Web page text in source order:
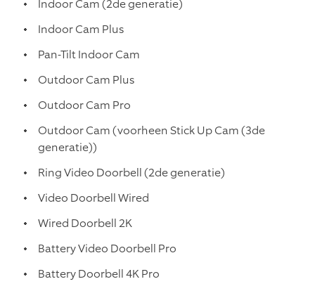
Indoor Cam (2de generatie)
Indoor Cam Plus
Pan-Tilt Indoor Cam
Outdoor Cam Plus
Outdoor Cam Pro
Outdoor Cam (voorheen Stick Up Cam (3de
generatie))
Ring Video Doorbell (2de generatie)
Video Doorbell Wired
Wired Doorbell 2K
Battery Video Doorbell Pro
Battery Doorbell 4K Pro